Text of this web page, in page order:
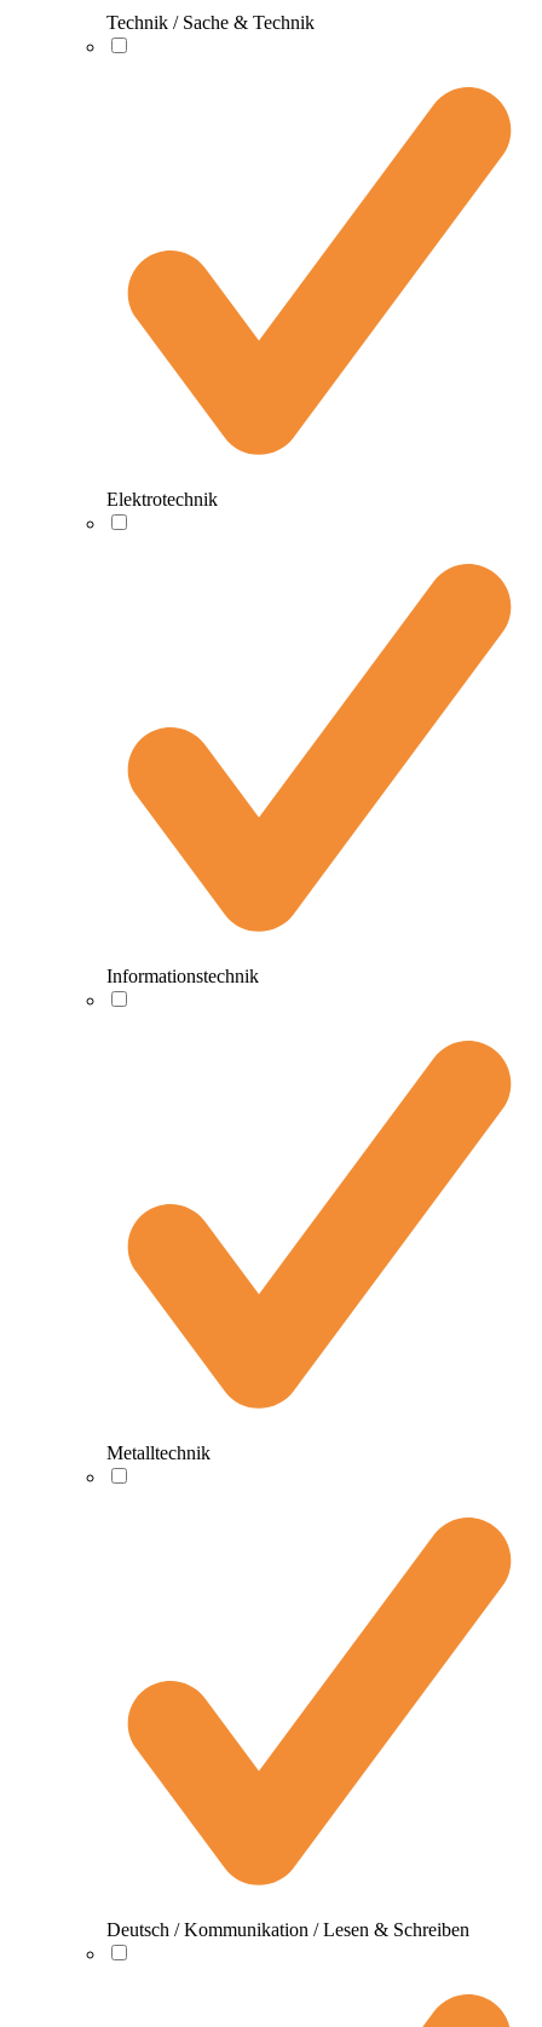
Technik / Sache & Technik
Elektrotechnik
Informationstechnik
Metalltechnik
Deutsch / Kommunikation / Lesen & Schreiben